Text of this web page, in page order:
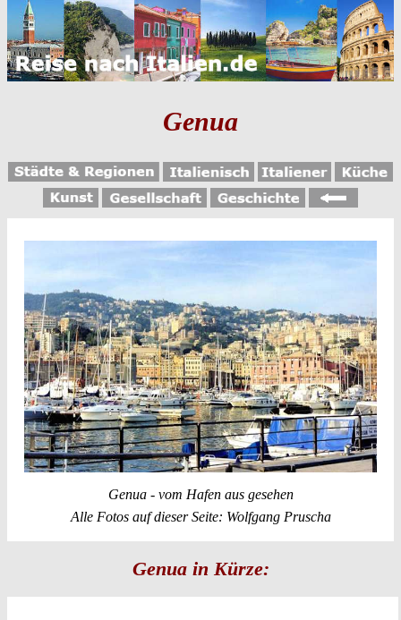
Genua
Genua - vom Hafen aus gesehen
Alle Fotos auf dieser Seite: Wolfgang Pruscha
Genua in Kürze: